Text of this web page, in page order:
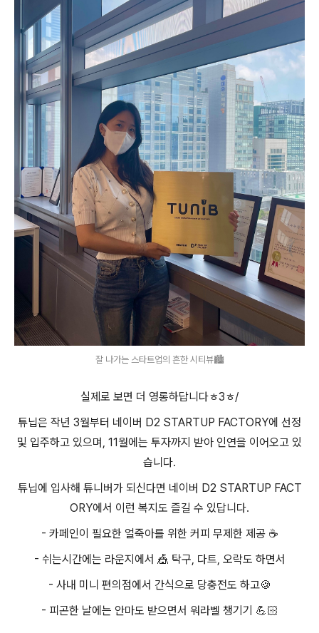
잘 나가는 스타트업의 흔한 시티뷰🏙
실제로 보면 더 영롱하답니다ㅎ3ㅎ/
튜닙은 작년 3월부터 네이버 D2 STARTUP FACTORY에 선정
및 입주하고 있으며, 11월에는 투자까지 받아 인연을 이어오고 있
습니다.
튜닙에 입사해 튜니버가 되신다면 네이버 D2 STARTUP FACT
ORY에서 이런 복지도 즐길 수 있답니다.
- 카페인이 필요한 얼죽아를 위한 커피 무제한 제공 ☕️
- 쉬는시간에는 라운지에서 🎪 탁구, 다트, 오락도 하면서
- 사내 미니 편의점에서 간식으로 당충전도 하고🍪
- 피곤한 날에는 안마도 받으면서 워라벨 챙기기 💪🏻